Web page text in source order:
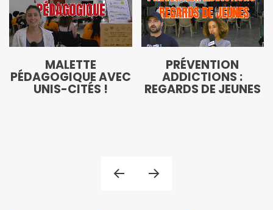
MALETTE
PÉDAGOGIQUE AVEC
UNIS-CITÉS !
PRÉVENTION
ADDICTIONS :
REGARDS DE JEUNES